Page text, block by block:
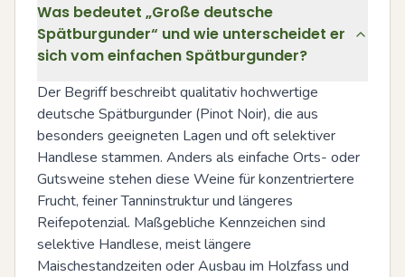
Was bedeutet „Große deutsche
Spätburgunder“ und wie unterscheidet er
sich vom einfachen Spätburgunder?
Der Begriff beschreibt qualitativ hochwertige
deutsche Spätburgunder (Pinot Noir), die aus
besonders geeigneten Lagen und oft selektiver
Handlese stammen. Anders als einfache Orts- oder
Gutsweine stehen diese Weine für konzentriertere
Frucht, feiner Tanninstruktur und längeres
Reifepotenzial. Maßgebliche Kennzeichen sind
selektive Handlese, meist längere
Maischestandzeiten oder Ausbau im Holzfass und